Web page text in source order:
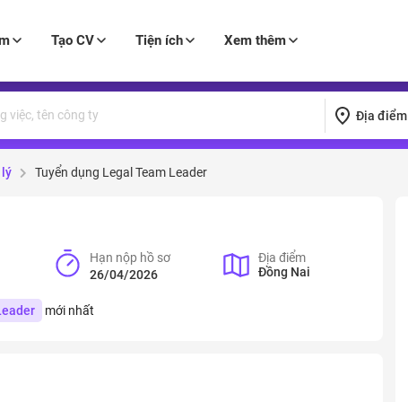
Tạo CV Tiện ích Xem thêm
Địa điểm
lý Tuyển dụng Legal Team Leader
Hạn nộp hồ sơ
26/04/2026
Địa điểm
Đồng Nai
mới nhất